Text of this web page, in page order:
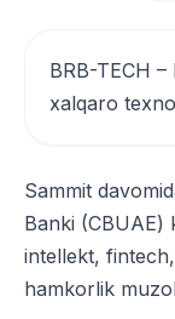
BRB-TECH –
xalqaro
Sammit
Banki (CBUAE)
intellekt,
hamkorlik